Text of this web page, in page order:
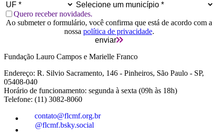
Quero receber novidades.
Ao submeter o formulário, você confirma que está de acordo com a
nossa política de privacidade.
enviar
Fundação Lauro Campos e Marielle Franco
Endereço: R. Silvio Sacramento, 146 - Pinheiros, São Paulo - SP,
05408-040
Horário de funcionamento: segunda à sexta (09h às 18h)
Telefone: (11) 3082-8060
contato@flcmf.org.br
@flcmf.bsky.social